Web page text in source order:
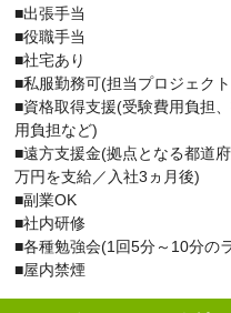
■出張手当
■役職手当
■社宅あり
■私服勤務可(担当プロジェク
■資格取得支援(受験費用負担
用負担など)
■遠方支援金(拠点となる都道
万円を支給／入社3ヵ月後)
■副業OK
■社内研修
■各種勉強会(1回5分～10分の
■屋内禁煙